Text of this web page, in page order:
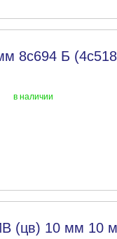
8с694 Б
в наличии
(цв) 10 мм 10